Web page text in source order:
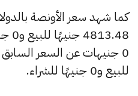
كما شهد سعر الأونصة
للبيع و0 جنيهًا للشراء.